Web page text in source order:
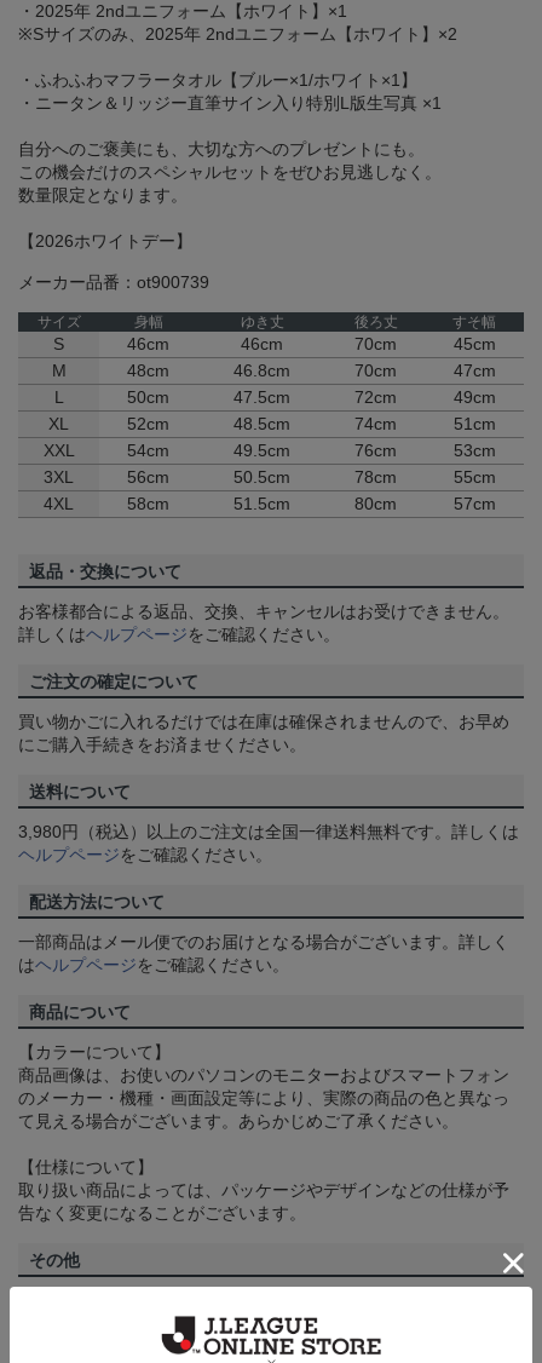
・2025年 2ndユニフォーム【ホワイト】×1
※Sサイズのみ、2025年 2ndユニフォーム【ホワイト】×2
・ふわふわマフラータオル【ブルー×1/ホワイト×1】
・ニータン＆リッジー直筆サイン入り特別L版生写真 ×1
自分へのご褒美にも、大切な方へのプレゼントにも。
この機会だけのスペシャルセットをぜひお見逃しなく。
数量限定となります。
【2026ホワイトデー】
メーカー品番：ot900739
サイズ 身幅 ゆき丈 後ろ丈 すそ幅
S 46cm 46cm 70cm
45cm
M
48cm 46.8cm 70cm
47cm
L
50cm 47.5cm 72cm
49cm
XL
52cm 48.5cm 74cm
51cm
XXL
54cm 49.5cm 76cm
53cm
3XL
56cm 50.5cm 78cm
55cm
4XL
58cm 51.5cm 80cm 57cm
返品・交換について
お客様都合による返品、交換、キャンセルはお受けできません。
詳しくはヘルプページをご確認ください。
ご注文の確定について
買い物かごに入れるだけでは在庫は確保されませんので、お早め
にご購入手続きをお済ませください。
送料について
3,980円（税込）以上のご注文は全国一律送料無料です。詳しくは
ヘルプページをご確認ください。
配送方法について
一部商品はメール便でのお届けとなる場合がございます。詳しく
はヘルプページをご確認ください。
商品について
【カラーについて】
商品画像は、お使いのパソコンのモニターおよびスマートフォン
のメーカー・機種・画面設定等により、実際の商品の色と異なっ
て見える場合がございます。あらかじめご了承ください。
【仕様について】
取り扱い商品によっては、パッケージやデザインなどの仕様が予
告なく変更になることがございます。
その他
ギフト対応について